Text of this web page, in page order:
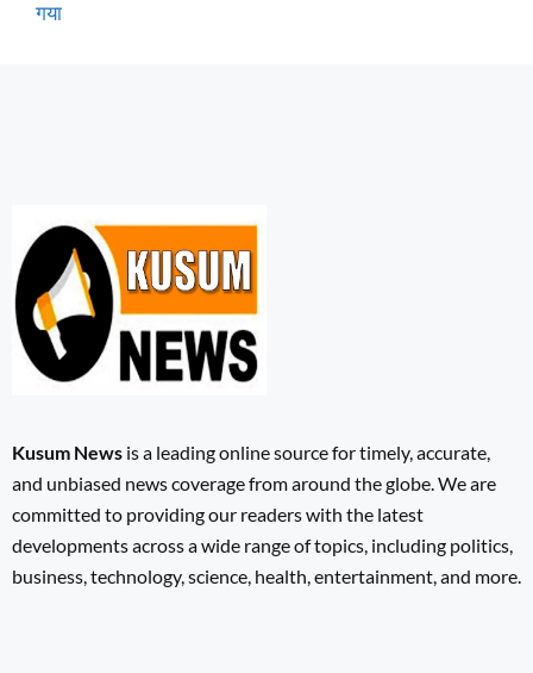
गया
Kusum News is a leading online source for timely, accurate,
and unbiased news coverage from around the globe. We are
committed to providing our readers with the latest
developments across a wide range of topics, including politics,
business, technology, science, health, entertainment, and more.